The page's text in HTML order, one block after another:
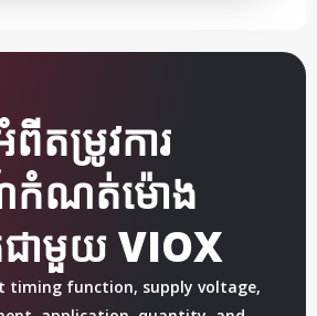
ពីតម្រូវការ
កំណត់ម៉ោង
ជាមួយ VIOX
timing function, supply voltage,